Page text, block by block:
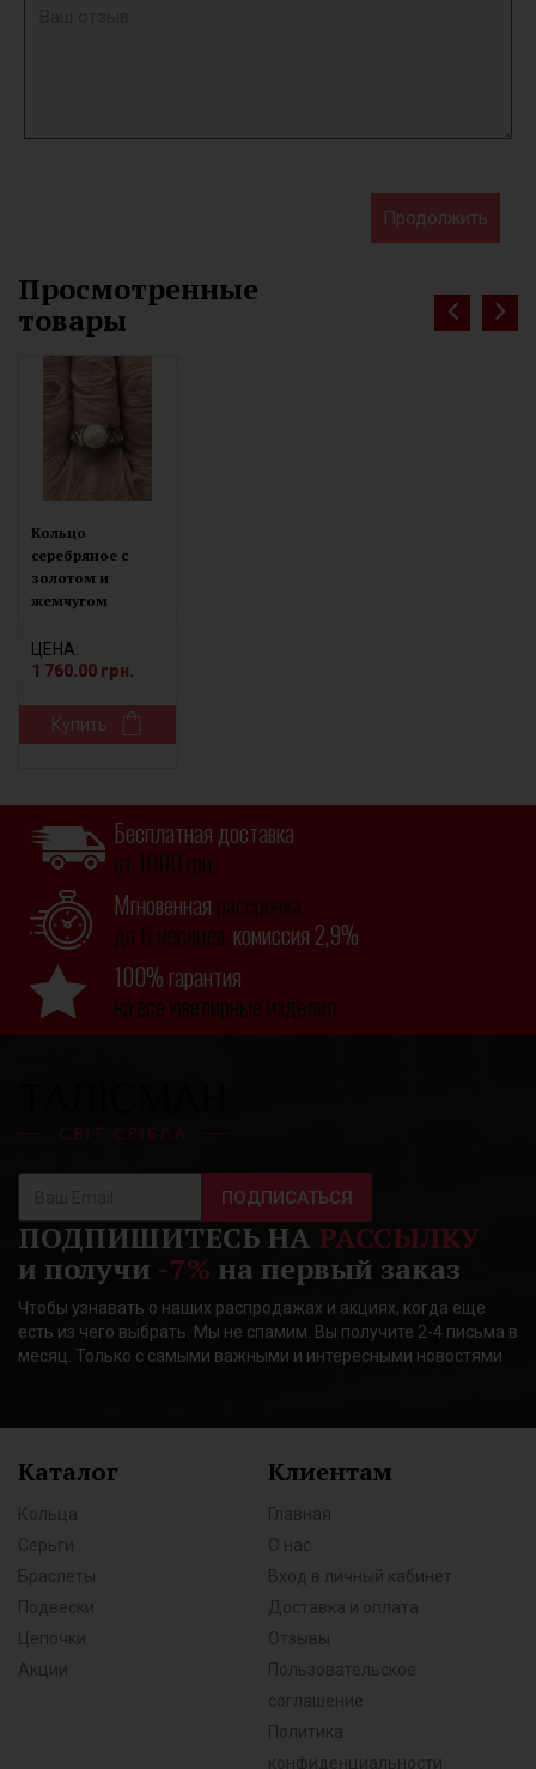
Продолжить
Просмотренные
товары
Кольцо
серебряное с
золотом и
жемчугом
ЦЕНА:
1 760.00 грн.
Купить
Бесплатная доставка
от 1000 грн.
Мгновенная рассрочка
до 6 месяцев, комиссия 2,9%
100% гарантия
на все ювелирные изделия
ПОДПИСАТЬСЯ
ПОДПИШИТЕСЬ НА РАССЫЛКУ
и получи -7% на первый заказ
Чтобы узнавать о наших распродажах и акциях, когда еще
есть из чего выбрать. Мы не спамим. Вы получите 2-4 письма в
месяц. Только с самыми важными и интересными новостями
Каталог
Кольца
Серьги
Браслеты
Подвески
Цепочки
Акции
Клиентам
Главная
О нас
Вход в личный кабинет
Доставка и оплата
Отзывы
Пользовательское
соглашение
Политика
конфиденциальности